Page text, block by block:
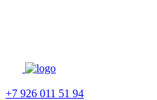
+7 926 011 51 94